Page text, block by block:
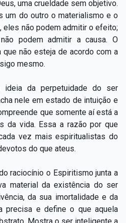
uma crueldade sem objetivo.
um do outro o materialismo e o
eles não podem admitir o efeito;
podem admitir a causa. O
que não esteja de acordo com a
mesmo.
da perpetuidade do ser
nele em estado de intuição e
que somente aí está a
da vida. Essa a razão por que
vez mais espiritualistas do
do que ateus.
raciocínio o Espiritismo junta a
material da existência do ser
da sua imortalidade e da
precisa e define o que aquela